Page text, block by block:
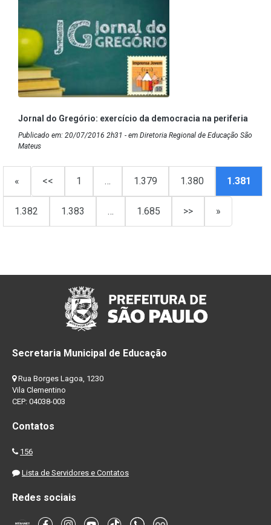
Jornal do Gregório: exercício da democracia na periferia
Publicado em: 20/07/2016 2h31 - em Diretoria Regional de Educação São
Mateus
« << 1 … 1.379 1.380 1.381
1.382 1.383 … 1.685 >> »
Secretaria Municipal de Educação
Rua Borges Lagoa, 1230
Vila Clementino
CEP: 04038-003
Contatos
156
Lista de Servidores e Contatos
Redes sociais